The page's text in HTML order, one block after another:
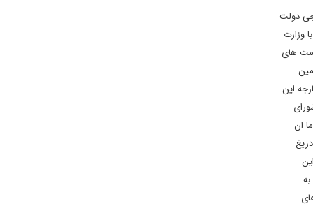
دولت
وزارت
های
همین
این
ان